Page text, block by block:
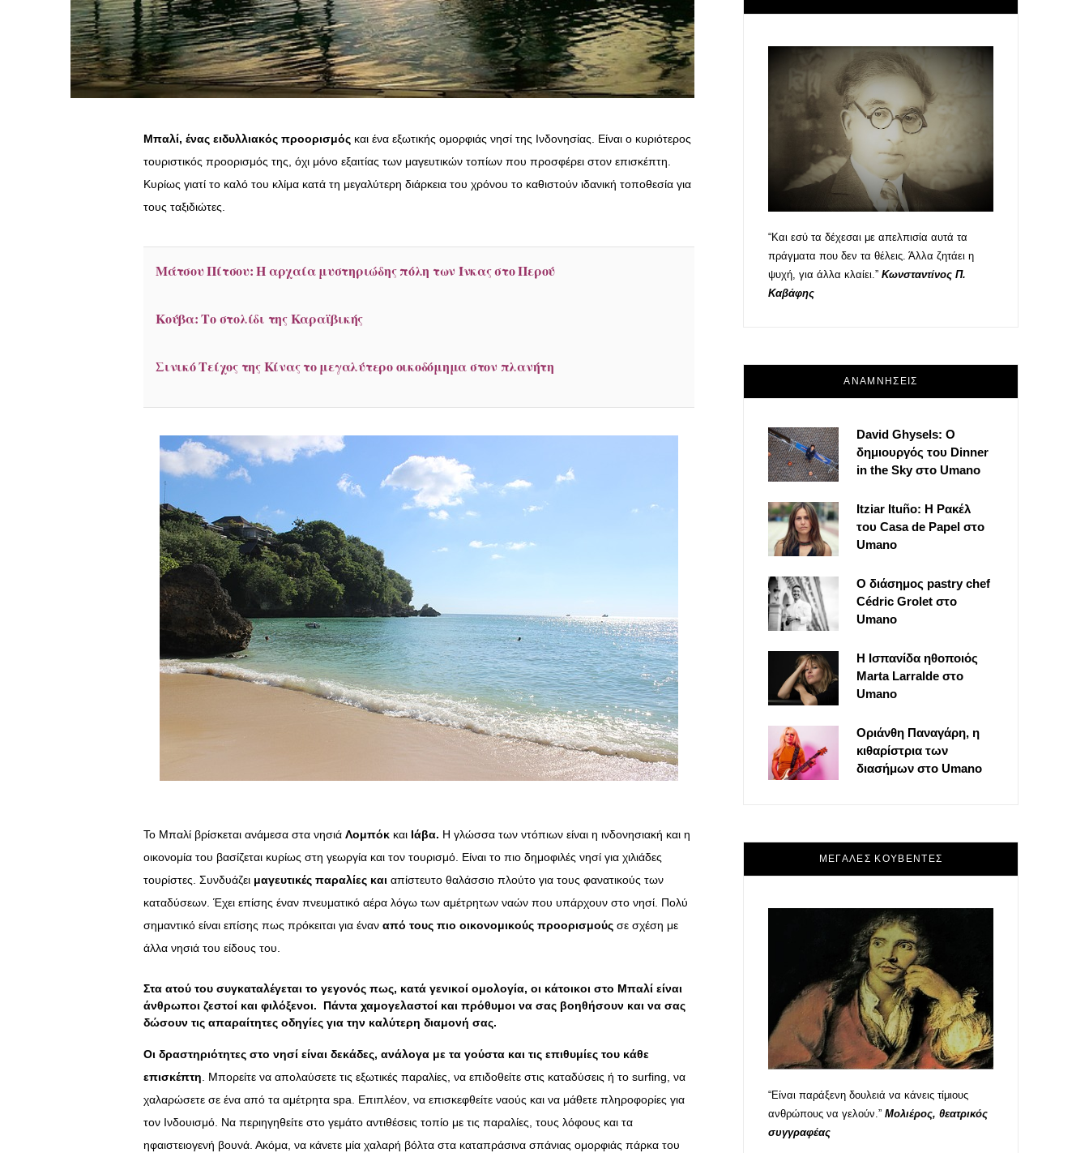
Μπαλί, ένας ειδυλλιακός προορισμός και ένα εξωτικής ομορφιάς νησί της Ινδονησίας. Είναι ο κυριότερος
τουριστικός προορισμός της, όχι μόνο εξαιτίας των μαγευτικών τοπίων που προσφέρει στον επισκέπτη.
Κυρίως γιατί το καλό του κλίμα κατά τη μεγαλύτερη διάρκεια του χρόνου το καθιστούν ιδανική τοποθεσία για
τους ταξιδιώτες.
Μάτσου Πίτσου: Η αρχαία μυστηριώδης πόλη των Ίνκας στο Περού
Κούβα: Το στολίδι της Καραϊβικής
Σινικό Τείχος της Κίνας το μεγαλύτερο οικοδόμημα στον πλανήτη
Το Μπαλί βρίσκεται ανάμεσα στα νησιά Λομπόκ και Ιάβα. Η γλώσσα των ντόπιων είναι η ινδονησιακή και η
οικονομία του βασίζεται κυρίως στη γεωργία και τον τουρισμό. Είναι το πιο δημοφιλές νησί για χιλιάδες
τουρίστες. Συνδυάζει μαγευτικές παραλίες και απίστευτο θαλάσσιο πλούτο για τους φανατικούς των
καταδύσεων. Έχει επίσης έναν πνευματικό αέρα λόγω των αμέτρητων ναών που υπάρχουν στο νησί. Πολύ
σημαντικό είναι επίσης πως πρόκειται για έναν από τους πιο οικονομικούς προορισμούς σε σχέση με
άλλα νησιά του είδους του.
Στα ατού του συγκαταλέγεται το γεγονός πως, κατά γενικοί ομολογία, οι κάτοικοι στο Μπαλί είναι
άνθρωποι ζεστοί και φιλόξενοι. Πάντα χαμογελαστοί και πρόθυμοι να σας βοηθήσουν και να σας
δώσουν τις απαραίτητες οδηγίες για την καλύτερη διαμονή σας.
Οι δραστηριότητες στο νησί είναι δεκάδες, ανάλογα με τα γούστα και τις επιθυμίες του κάθε
επισκέπτη . Μπορείτε να απολαύσετε τις εξωτικές παραλίες, να επιδοθείτε στις καταδύσεις ή το surfing, να
χαλαρώσετε σε ένα από τα αμέτρητα spa. Επιπλέον, να επισκεφθείτε ναούς και να μάθετε πληροφορίες για
τον Ινδουισμό. Να περιηγηθείτε στο γεμάτο αντιθέσεις τοπίο με τις παραλίες, τους λόφους και τα
ηφαιστειογενή βουνά. Ακόμα, να κάνετε μία χαλαρή βόλτα στα καταπράσινα σπάνιας ομορφιάς πάρκα του
“Και εσύ τα δέχεσαι με απελπισία αυτά τα
πράγματα που δεν τα θέλεις. Άλλα ζητάει η
ψυχή, για άλλα κλαίει.” Κωνσταντίνος Π.
Καβάφης
ΑΝΑΜΝΗΣΕΙΣ
David Ghysels: Ο
δημιουργός του Dinner
in the Sky στο Umano
Itziar Ituño: Η Ρακέλ
του Casa de Papel στο
Umano
Ο διάσημος pastry chef
Cédric Grolet στο
Umano
Η Ισπανίδα ηθοποιός
Marta Larralde στο
Umano
Οριάνθη Παναγάρη, η
κιθαρίστρια των
διασήμων στο Umano
ΜΕΓΑΛΕΣ ΚΟΥΒΕΝΤΕΣ
“Είναι παράξενη δουλειά να κάνεις τίμιους
ανθρώπους να γελούν.” Μολιέρος, θεατρικός
συγγραφέας